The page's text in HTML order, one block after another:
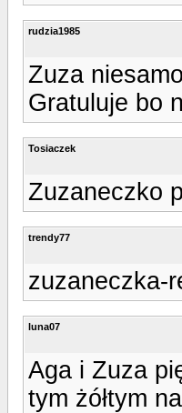
rudzia1985
Zuza
Gratuluje bo
Tosiaczek
Zuzaneczko
trendy77
zuzaneczka-
luna07
Aga i Zuza
tym żółtym